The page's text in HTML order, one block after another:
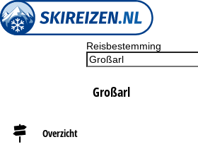
Reisbestemming
Großarl
Overzicht